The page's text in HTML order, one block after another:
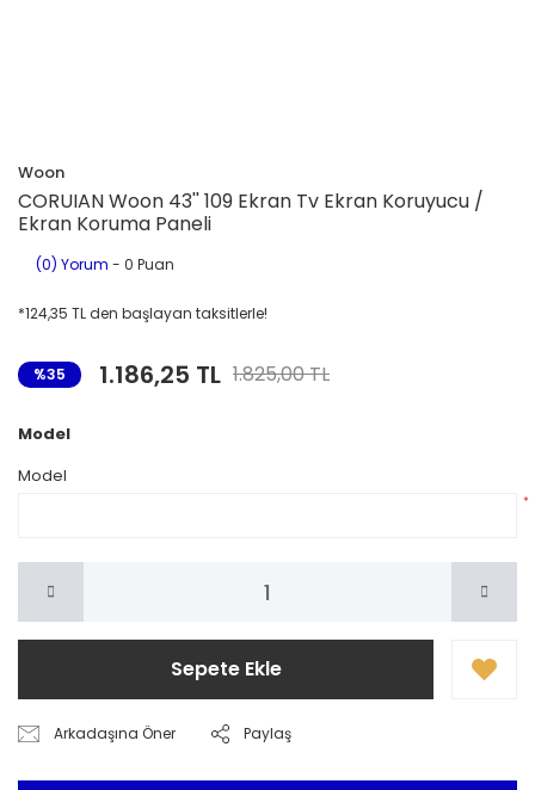
Woon
CORUIAN Woon 43'' 109 Ekran Tv Ekran Koruyucu /
Ekran Koruma Paneli
(0) Yorum - 0 Puan
*124,35 TL den başlayan taksitlerle!
%35 1.186,25 TL 1.825,00 TL
Model
Model
*
Sepete Ekle
Arkadaşına Öner Paylaş